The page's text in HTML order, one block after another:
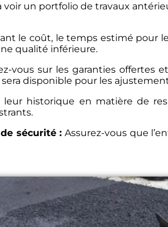
voir un portfolio de travaux
le coût, le temps estimé pour
qualité inférieure.
vous sur les garanties offertes
disponible pour les
leur historique en matière de
sécurité :Assurez-vous que